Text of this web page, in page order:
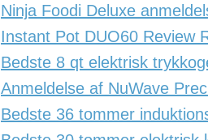
Ninja Foodi Deluxe
Instant Pot DUO60 Review
Bedste 8 qt elektrisk
Anmeldelse af NuWave
Bedste 36 tommer